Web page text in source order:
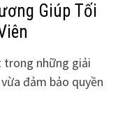
Giúp Tối
trong những giải
đảm bảo quyền